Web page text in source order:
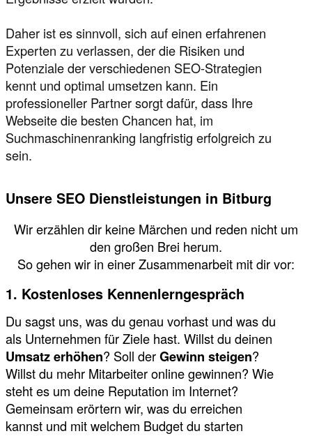
Daher ist es sinnvoll, sich auf einen erfahrenen
Experten zu verlassen, der die Risiken und
Potenziale der verschiedenen SEO-Strategien
kennt und optimal umsetzen kann. Ein
professioneller Partner sorgt dafür, dass Ihre
Webseite die besten Chancen hat, im
Suchmaschinenranking langfristig erfolgreich zu
sein.
Unsere SEO Dienstleistungen in Bitburg
Wir erzählen dir keine Märchen und reden nicht um
den großen Brei herum.
So gehen wir in einer Zusammenarbeit mit dir vor:
1. Kostenloses Kennenlerngespräch
Du sagst uns, was du genau vorhast und was du
als Unternehmen für Ziele hast. Willst du deinen
Umsatz erhöhen? Soll derGewinn steigen?
Willst du mehr Mitarbeiter online gewinnen? Wie
steht es um deine Reputation im Internet?
Gemeinsam erörtern wir, was du erreichen
kannst und mit welchem Budget du starten